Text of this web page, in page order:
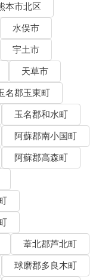
本市北区
水俣市
宇土市
天草市
名郡玉東町
玉名郡和水町
阿蘇郡南小国町
阿蘇郡高森町
葦北郡芦北町
球磨郡多良木町